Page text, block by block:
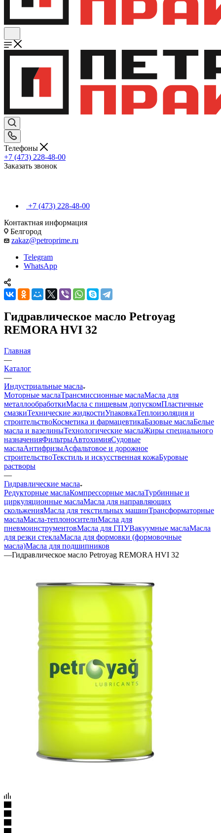
Телефоны
+7 (473) 228-48-00
Заказать звонок
+7 (473) 228-48-00
Контактная информация
Белгород
zakaz@petroprime.ru
Telegram
WhatsApp
Гидравлическое масло Petroyag
REMORA HVI 32
Главная
—
Каталог
—
Индустриальные масла
Моторные маслаТрансмиссионные маслаМасла для
металлообработкиМасла с пищевым допускомПластичные
смазкиТехнические жидкостиУпаковкаТеплоизоляция и
строительствоКосметика и фармацевтикаБазовые маслаБелые
масла и вазелиныТехнологические маслаЖиры специального
назначенияФильтрыАвтохимияСудовые
маслаАнтифризыАсфальтовое и дорожное
строительствоТекстиль и искусственная кожаБуровые
растворы
—
Гидравлические масла
Редукторные маслаКомпрессорные маслаТурбинные и
циркуляционные маслаМасла для направляющих
скольженияМасла для текстильных машинТрансформаторные
маслаМасла-теплоносителиМасла для
пневмоинструментовМасла для ГПУВакуумные маслаМасла
для резки стеклаМасла для формовки (формовочные
масла)Масла для подшипников
—Гидравлическое масло Petroyag REMORA HVI 32